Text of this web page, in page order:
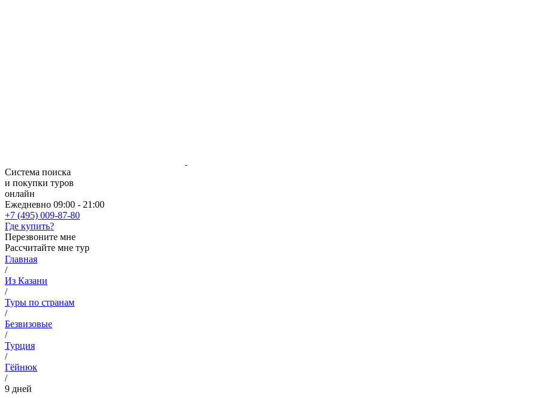
Система поиска
и покупки туров
онлайн
Ежедневно 09:00 - 21:00
+7 (495) 009-87-80
Где купить?
Перезвоните мне
Рассчитайте мне тур
Главная
/
Из Казани
/
Туры по странам
/
Безвизовые
/
Турция
/
Гёйнюк
/
9 дней